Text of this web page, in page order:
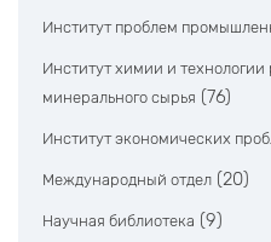
Институт проблем
Институт химии и технологии
минерального сырья (76)
Институт экономических
Международный отдел (20)
Научная библиотека (9)